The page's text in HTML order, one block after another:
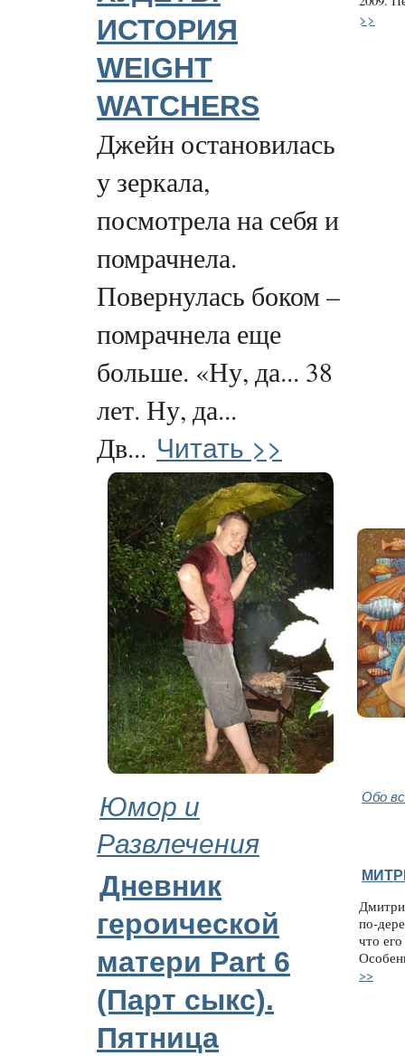
ИСТОРИЯ
WEIGHT
WATCHERS
Джейн остановилась
у зеркала,
посмотрела на себя и
помрачнела.
Повернулась боком –
помрачнела еще
больше. «Ну, да... 38
лет. Ну, да...
Дв... Читать >>
>>
Юмор и
Развлечения
Обо
Дневник
героической
матери Part 6
(Парт cыкс).
Пятница
по-
что
>>